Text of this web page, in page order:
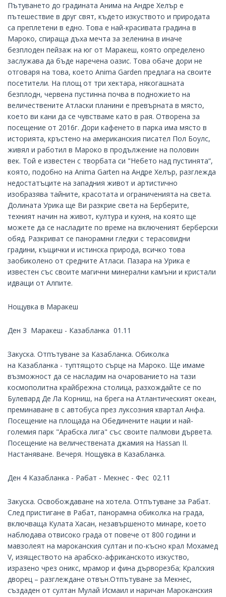
Пътуването до градината Анима на Андре Хелър е
пътешествие в друг свят, където изкуството и природата
са преплетени в едно. Това е най-красивата градина в
Мароко, спираща дъха мечта за зеленина в иначе
безплоден пейзаж на юг от Маракеш, която определено
заслужава да бъде наречена оазис. Това обаче дори не
отговаря на това, което Anima Garden предлага на своите
посетители. На площ от три хектара, някогашната
безплодн, червена пустинна почва в подножието на
величествените Атласки планини е превърната в място,
което ви кани да се чувстваме като в рая. Отворена за
посещение от 2016г. Дори кафенето в парка има място в
историята, кръстено на американския писател Пол Боулс,
живял и работил в Мароко в продължение на половин
век. Той е известен с творбата си "Небето над пустинята“,
която, подобно на Anima Garten на Андре Хелър, разглежда
недостатъците на западния живот и артистично
изобразява тайните, красотата и ограниченията на света.
Долината Урика ще Ви разкрие света на Берберите,
техният начин на живот, култура и кухня, на която ще
можете да се насладите по време на включеният берберски
обяд. Разкриват се панорамни гледки с терасовидни
градини, къщички и истинска природа, всичко това
заобиколено от средните Атласи. Пазара на Урика е
известен със своите магични минерални камъни и кристали
идващи от Алпите.
Нощувка в Маракеш
Ден 3 Маракеш - Казабланка 01.11
Закуска. Отпътуване за Казабланка. Обиколка
на Казабланка - туптящото сърце на Мароко. Ще имаме
възможност да се насладим на очарованието на тази
космополитна крайбрежна столица, разхождайте се по
Булевард Де Ла Корниш, на брега на Атлантическият океан,
преминаване в с автобуса през луксозния квартал Анфа.
Посещение на площада на Обединените нации и най-
големия парк "Арабска лига" със своите палмови дървета.
Посещение на величествената джамия на Hassan II.
Настаняване. Вечеря. Нощувка в Казабланка.
Ден 4 Казабланка - Рабат - Мекнес - Фес 02.11
Закуска. Освобождаване на хотела. Отпътуване за Рабат.
След пристигане в Рабат, панорамна обиколка на града,
включваща Кулата Хасан, незавършеното минаре, което
наблюдава отвисоко града от повече от 800 години и
мавзолеят на мароканския султан и по-късно крал Мохамед
V, изяществото на арабско-африканското изкуство,
изразено чрез оникс, мрамор и фина дърворезба; Кралския
дворец – разглеждане отвън.Отпътуване за Мекнес,
създаден от султан Мулай Исмаил и наричан Мароканския